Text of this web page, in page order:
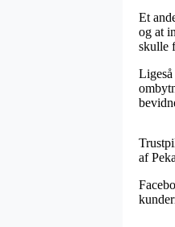
Et
og at
skulle
af